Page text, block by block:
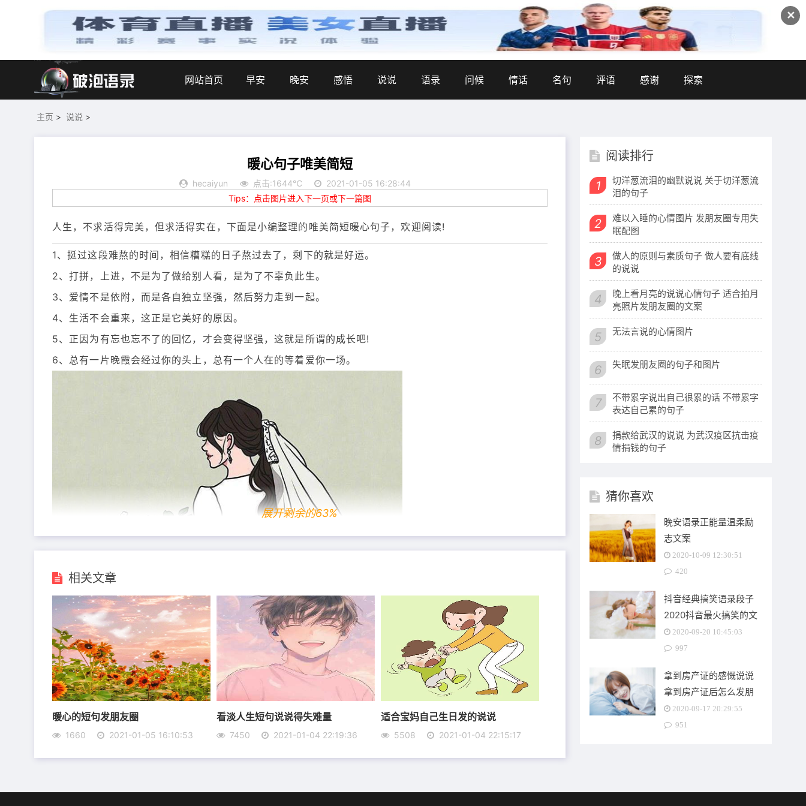
✕
网站首页 早安 晚安 感悟 说说 语录 问候 情话 名句 评语 感谢 探索
主页 > 说说 >
暖心句子唯美简短
hecaiyun 点击:1644℃
2021-01-05 16:28:44
Tips：点击图片进入下一页或下一篇图
人生，不求活得完美，但求活得实在，下面是小编整理的唯美简短暖心句子，欢迎阅读!
1、挺过这段难熬的时间，相信糟糕的日子熬过去了，剩下的就是好运。
2、打拼，上进，不是为了做给别人看，是为了不辜负此生。
3、爱情不是依附，而是各自独立坚强，然后努力走到一起。
4、生活不会重来，这正是它美好的原因。
5、正因为有忘也忘不了的回忆，才会变得坚强，这就是所谓的成长吧!
6、总有一片晚霞会经过你的头上，总有一个人在的等着爱你一场。
7、爱自己，爱他人，爱生命里一切需要爱的事物，不要任何理由。
8、我以为我看惯了阳光，直到与你人海相望，才知我从未见过真正的阳光。
9、你离我远吗?一点也不，藏在我的心里呢。
12、不要活在别人的嘴里，不要活在别人的眼里，而是把命运把握在自己的手里。
展开剩余的63%
相关文章
暖心的短句发朋友圈
1660 2021-01-05 16:10:53
看淡人生短句说说得失难量
7450 2021-01-04 22:19:36
适合宝妈自己生日发的说说
5508 2021-01-04 22:15:17
阅读排行
1
切洋葱流泪的幽默说说 关于切洋葱流
泪的句子
2
难以入睡的心情图片 发朋友圈专用失
眠配图
3
做人的原则与素质句子 做人要有底线
的说说
4
晚上看月亮的说说心情句子 适合拍月
亮照片发朋友圈的文案
5 无法言说的心情图片
6 失眠发朋友圈的句子和图片
7
不带累字说出自己很累的话 不带累字
表达自己累的句子
8
捐款给武汉的说说 为武汉疫区抗击疫
情捐钱的句子
猜你喜欢
晚安语录正能量温柔励
志文案
2020-10-09 12:30:51
420
抖音经典搞笑语录段子
2020抖音最火搞笑的文
案2020-09-20 10:45:03
997
拿到房产证的感慨说说
拿到房产证后怎么发朋
友圈的说说
2020-09-17 20:29:55
951